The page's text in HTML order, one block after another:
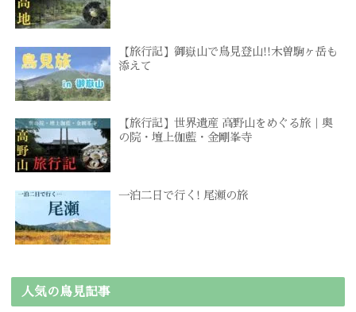
【旅行記】御嶽山で鳥見登山!!木曽駒ヶ岳も
添えて
【旅行記】世界遺産 高野山をめぐる旅｜奥
の院・壇上伽藍・金剛峯寺
一泊二日で行く! 尾瀬の旅
人気の鳥見記事